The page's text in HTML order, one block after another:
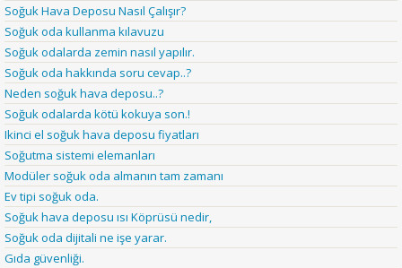
Soğuk Hava Deposu Nasıl Çalışır?
Soğuk oda kullanma kılavuzu
Soğuk odalarda zemin nasıl yapılır.
Soğuk oda hakkında soru cevap..?
Neden soğuk hava deposu..?
Soğuk odalarda kötü kokuya son.!
Ikinci el soğuk hava deposu fiyatları
Soğutma sistemi elemanları
Modüler soğuk oda almanın tam zamanı
Ev tipi soğuk oda.
Soğuk hava deposu ısı Köprüsü nedir,
Soğuk oda dijitali ne işe yarar.
Gıda güvenliği.